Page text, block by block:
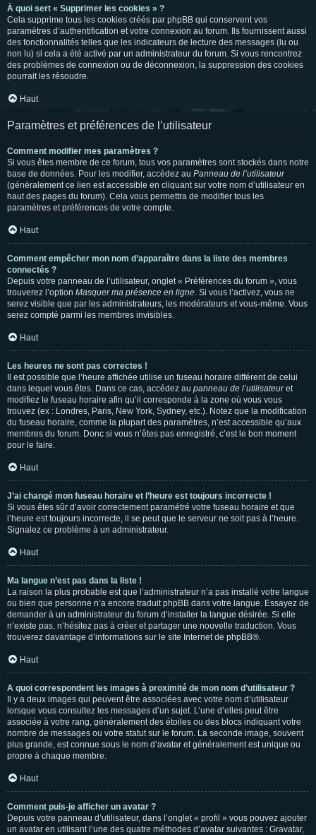
À quoi sert « Supprimer les cookies » ?
Cela supprime tous les cookies créés par phpBB qui conservent vos
paramètres d’authentification et votre connexion au forum. Ils fournissent aussi
des fonctionnalités telles que les indicateurs de lecture des messages (lu ou
non lu) si cela a été activé par un administrateur du forum. Si vous rencontrez
des problèmes de connexion ou de déconnexion, la suppression des cookies
pourrait les résoudre.
Haut
Paramètres et préférences de l’utilisateur
Comment modifier mes paramètres ?
Si vous êtes membre de ce forum, tous vos paramètres sont stockés dans notre
base de données. Pour les modifier, accédez au Panneau de l’utilisateur
(généralement ce lien est accessible en cliquant sur votre nom d’utilisateur en
haut des pages du forum). Cela vous permettra de modifier tous les
paramètres et préférences de votre compte.
Haut
Comment empêcher mon nom d’apparaître dans la liste des membres
connectés ?
Depuis votre panneau de l’utilisateur, onglet « Préférences du forum », vous
trouverez l’option Masquer ma présence en ligne. Si vous l’activez, vous ne
serez visible que par les administrateurs, les modérateurs et vous-même. Vous
serez compté parmi les membres invisibles.
Haut
Les heures ne sont pas correctes !
Il est possible que l’heure affichée utilise un fuseau horaire différent de celui
dans lequel vous êtes. Dans ce cas, accédez au panneau de l’utilisateuret
modifiez le fuseau horaire afin qu’il corresponde à la zone où vous vous
trouvez (ex : Londres, Paris, New York, Sydney, etc.). Notez que la modification
du fuseau horaire, comme la plupart des paramètres, n’est accessible qu’aux
membres du forum. Donc si vous n’êtes pas enregistré, c’est le bon moment
pour le faire.
Haut
J’ai changé mon fuseau horaire et l’heure est toujours incorrecte !
Si vous êtes sûr d’avoir correctement paramétré votre fuseau horaire et que
l’heure est toujours incorrecte, il se peut que le serveur ne soit pas à l’heure.
Signalez ce problème à un administrateur.
Haut
Ma langue n’est pas dans la liste !
La raison la plus probable est que l’administrateur n’a pas installé votre langue
ou bien que personne n’a encore traduit phpBB dans votre langue. Essayez de
demander à un administrateur du forum d’installer la langue désirée. Si elle
n’existe pas, n’hésitez pas à créer et partager une nouvelle traduction. Vous
trouverez davantage d’informations sur le site Internet de phpBB®.
Haut
A quoi correspondent les images à proximité de mon nom d’utilisateur ?
Il y a deux images qui peuvent être associées avec votre nom d’utilisateur
lorsque vous consultez les messages d’un sujet. L’une d’elles peut être
associée à votre rang, généralement des étoiles ou des blocs indiquant votre
nombre de messages ou votre statut sur le forum. La seconde image, souvent
plus grande, est connue sous le nom d’avatar et généralement est unique ou
propre à chaque membre.
Haut
Comment puis-je afficher un avatar ?
Depuis votre panneau d’utilisateur, dans l’onglet « profil » vous pouvez ajouter
un avatar en utilisant l’une des quatre méthodes d’avatar suivantes : Gravatar,